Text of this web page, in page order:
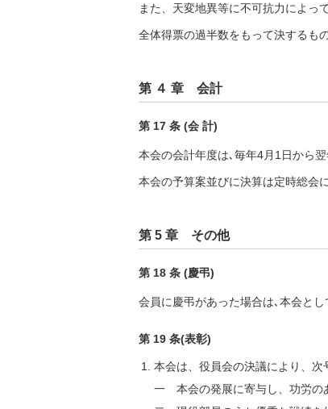
また、天変地異等に不可抗力によっ
全体得票の過半数をもって決するも
第 ４ 章 会計
第 17 条 (会 計)
本会の会計年度は､毎年4月1日から
本会の予算案並びに決算は定時総会
第 5 章 その他
第 18 条 (慶弔)
会員に慶弔があった場合は､本会と
第 19 条(表彰)
本会は、役員会の決議により、次
一 本会の発展に寄与し、功労の